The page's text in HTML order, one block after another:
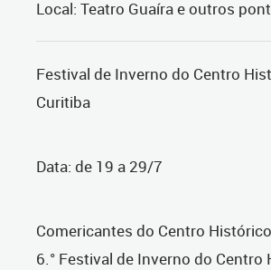
Local: Teatro Guaíra e outros
Festival de Inverno do Centro
Curitiba
Data: de 19 a 29/7
Comericantes do Centro
6.° Festival de Inverno do Centro